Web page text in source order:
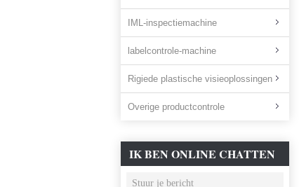
IML-inspectiemachine
labelcontrole-machine
Rigiede plastische visieoplossingen
Overige productcontrole
IK BEN ONLINE CHATTEN
NU